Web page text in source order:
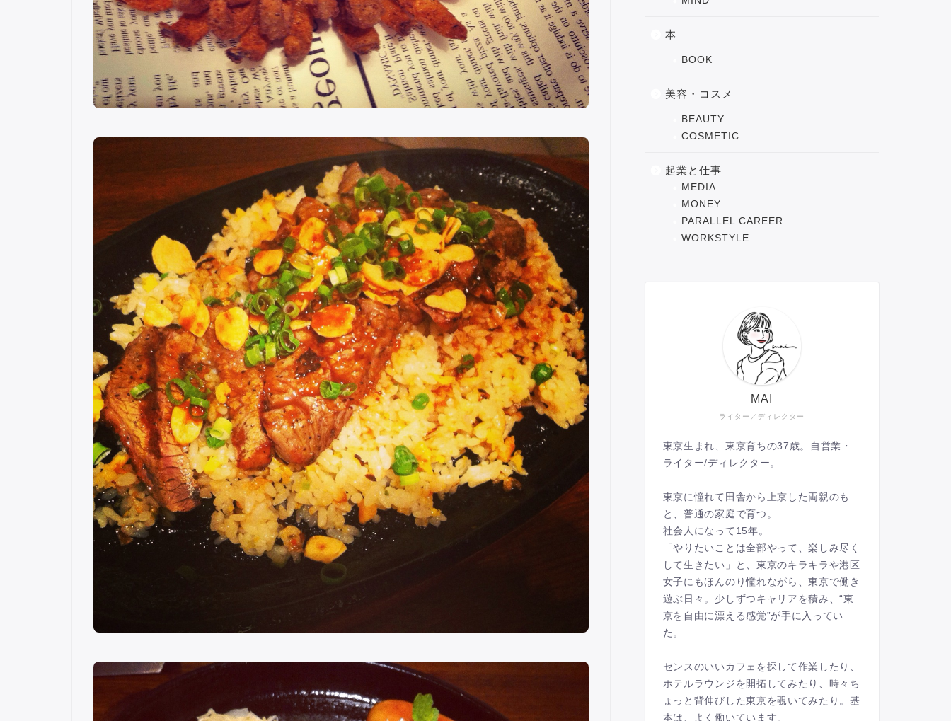
本
BOOK
美容・コスメ
BEAUTY
COSMETIC
起業と仕事
MEDIA
MONEY
PARALLEL CAREER
WORKSTYLE
ライター／ディレクター
MAI
東京生まれ、東京育ちの37歳。自営業・
ライター/ディレクター。
東京に憧れて田舎から上京した両親のも
と、普通の家庭で育つ。
社会人になって15年。
「やりたいことは全部やって、楽しみ尽く
して生きたい」と、東京のキラキラや港区
女子にもほんのり憧れながら、東京で働き
遊ぶ日々。少しずつキャリアを積み、“東
京を自由に漂える感覚”が手に入ってい
た。
センスのいいカフェを探して作業したり、
ホテルラウンジを開拓してみたり、時々ち
ょっと背伸びした東京を覗いてみたり。基
本は、よく働いています。